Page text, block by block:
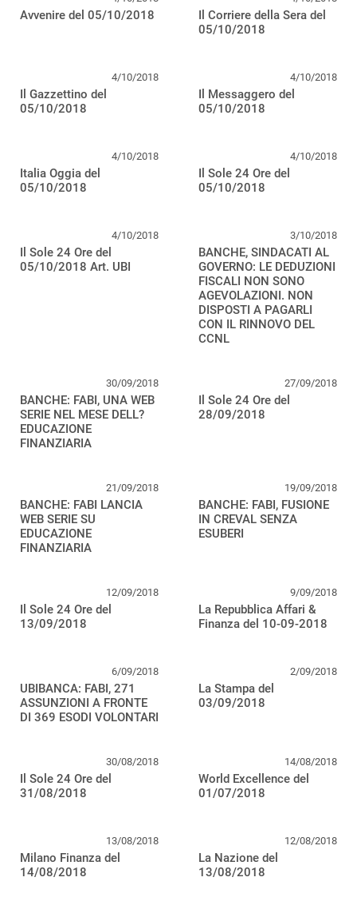
Avvenire del 05/10/2018
Il Corriere della Sera del
05/10/2018
4/10/2018
Il Gazzettino del
05/10/2018
4/10/2018
Il Messaggero del
05/10/2018
4/10/2018
Italia Oggia del
05/10/2018
4/10/2018
Il Sole 24 Ore del
05/10/2018
4/10/2018
Il Sole 24 Ore del
05/10/2018 Art. UBI
3/10/2018
BANCHE, SINDACATI AL
GOVERNO: LE DEDUZIONI
FISCALI NON SONO
AGEVOLAZIONI. NON
DISPOSTI A PAGARLI
CON IL RINNOVO DEL
CCNL
30/09/2018
BANCHE: FABI, UNA WEB
SERIE NEL MESE DELL?
EDUCAZIONE
FINANZIARIA
27/09/2018
Il Sole 24 Ore del
28/09/2018
21/09/2018
BANCHE: FABI LANCIA
WEB SERIE SU
EDUCAZIONE
FINANZIARIA
19/09/2018
BANCHE: FABI, FUSIONE
IN CREVAL SENZA
ESUBERI
12/09/2018
Il Sole 24 Ore del
13/09/2018
9/09/2018
La Repubblica Affari &
Finanza del 10-09-2018
6/09/2018
UBIBANCA: FABI, 271
ASSUNZIONI A FRONTE
DI 369 ESODI VOLONTARI
2/09/2018
La Stampa del
03/09/2018
30/08/2018
Il Sole 24 Ore del
31/08/2018
14/08/2018
World Excellence del
01/07/2018
13/08/2018
Milano Finanza del
14/08/2018
12/08/2018
La Nazione del
13/08/2018